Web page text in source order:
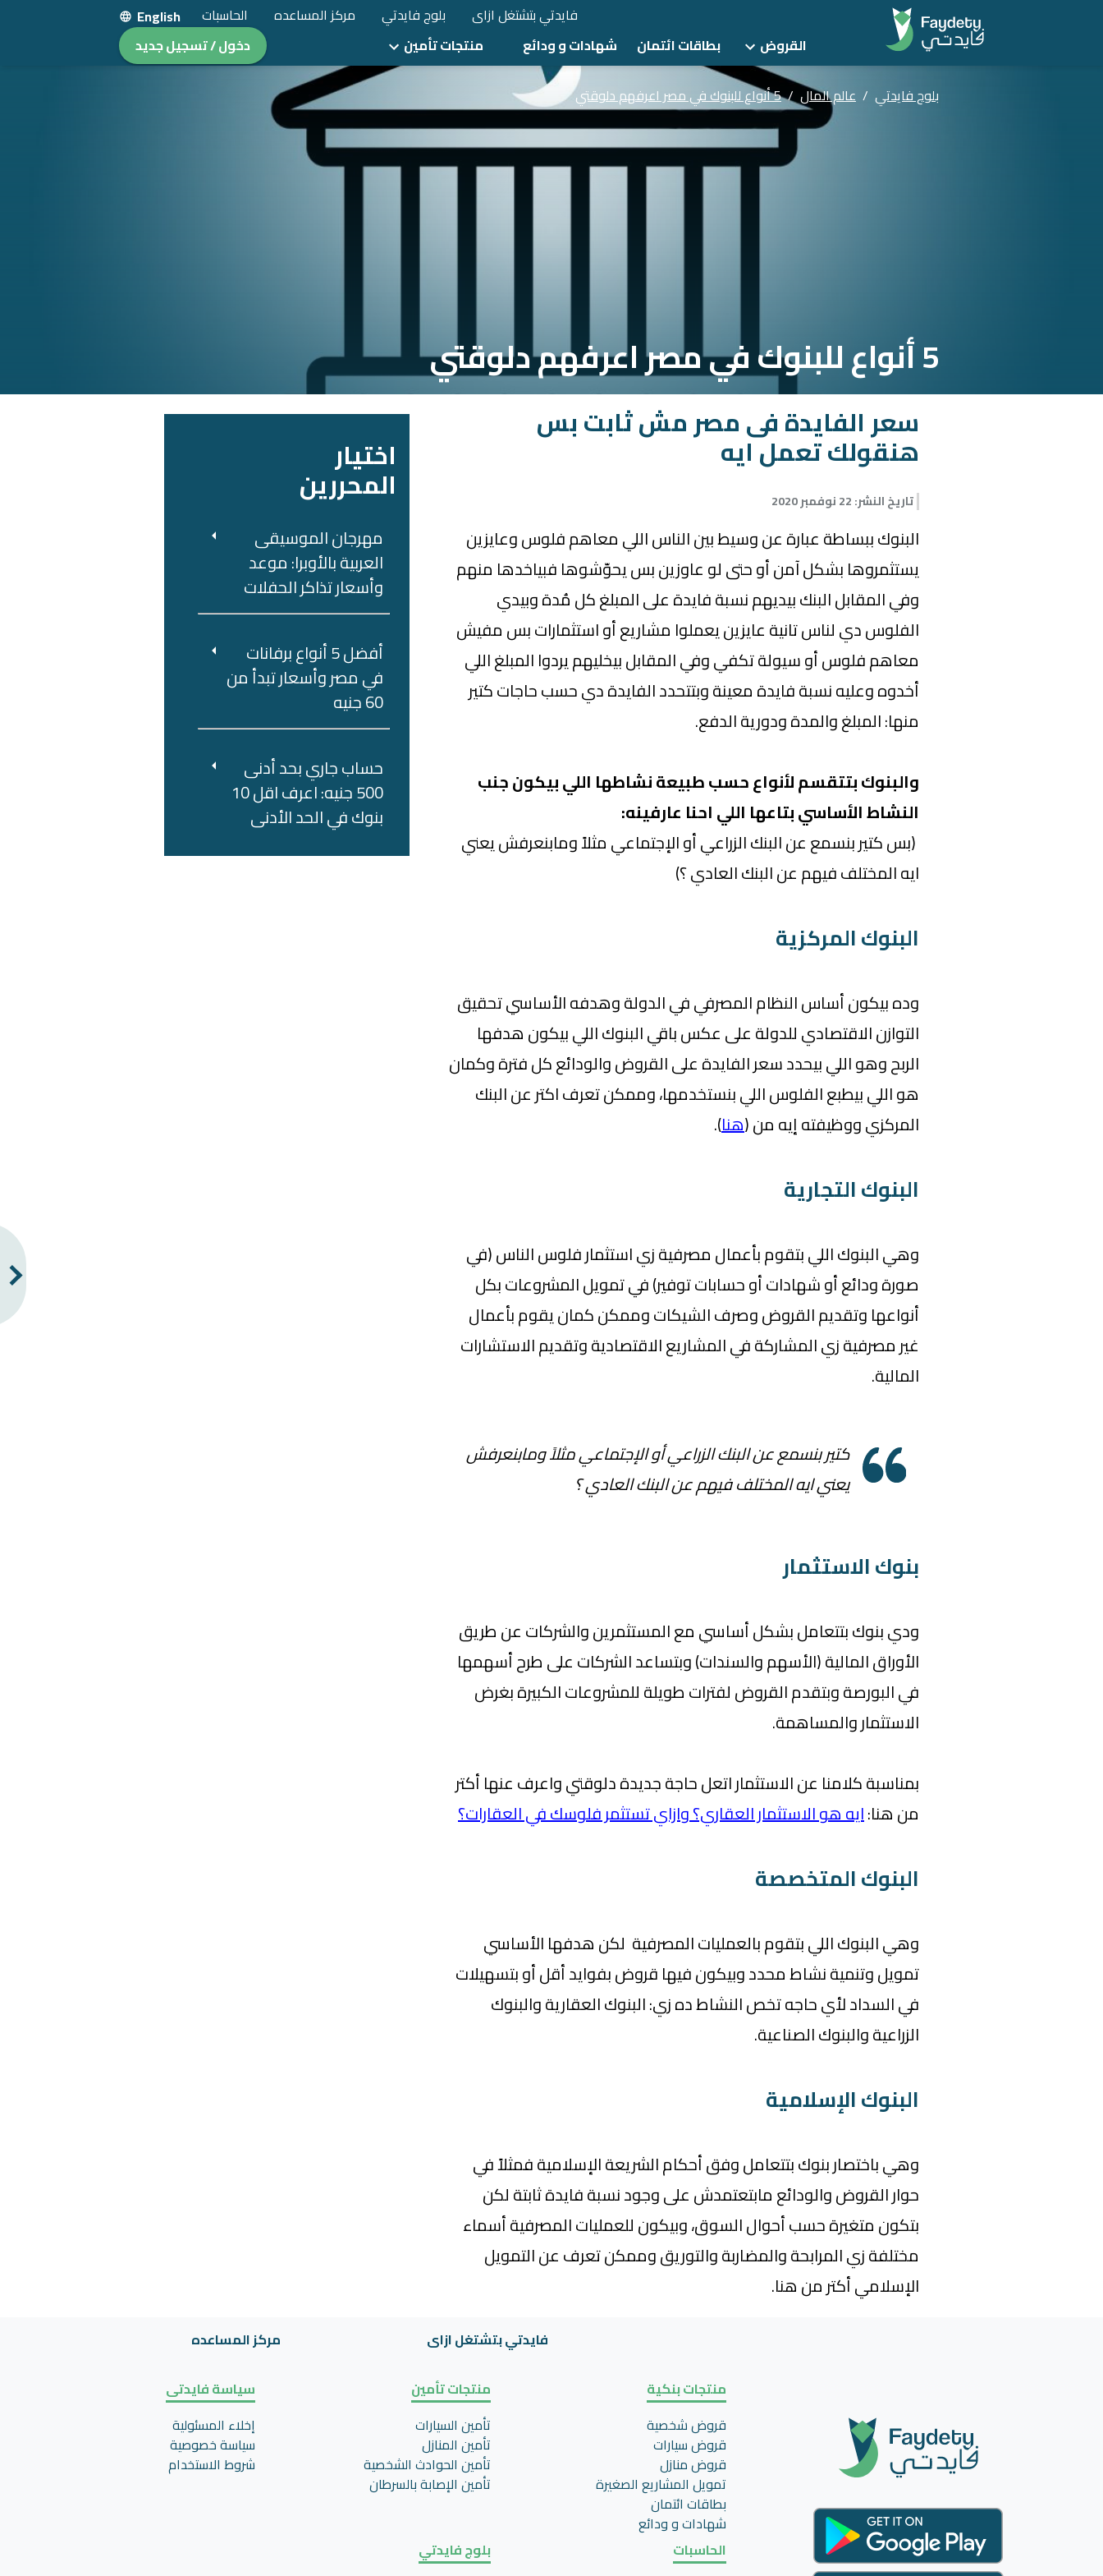
فايدتي بتشتغل ازاى بلوج فايدتي مركز المساعده الحاسبات
English
القروض
بطاقات ائتمان شهادات و ودائع منتجات تأمين دخول / تسجيل جديد
بلوج فايدتي / عالم المال / 5 أنواع للبنوك في مصر اعرفهم دلوقتي
5 أنواع للبنوك في مصر اعرفهم دلوقتي
سعر الفايدة فى مصر مش ثابت بس
هنقولك تعمل ايه
تاريخ النشر:22 نوفمبر 2020
البنوك ببساطة عبارة عن وسيط بين الناس اللي معاهم فلوس وعايزين
يستثمروها بشكل آمن أو حتى لو عاوزين بس يحوّشوها فبياخدها منهم
وفي المقابل البنك بيديهم نسبة فايدة على المبلغ كل مُدة وبيدي
الفلوس دي لناس تانية عايزين يعملوا مشاريع أو استثمارات بس مفيش
معاهم فلوس أو سيولة تكفي وفي المقابل بيخليهم يردوا المبلغ اللي
أخدوه وعليه نسبة فايدة معينة وبتتحدد الفايدة دي حسب حاجات كتير
منها: المبلغ والمدة ودورية الدفع.
والبنوك بتتقسم لأنواع حسب طبيعة نشاطها اللي بيكون جنب
النشاط الأساسي بتاعها اللي احنا عارفينه:
(بس كتير بنسمع عن البنك الزراعي أو الإجتماعي مثلاً ومابنعرفش يعني
ايه المختلف فيهم عن البنك العادي ؟)
البنوك المركزية
وده بيكون أساس النظام المصرفي في الدولة وهدفه الأساسي تحقيق
التوازن الاقتصادي للدولة على عكس باقي البنوك اللي بيكون هدفها
الربح وهو اللي بيحدد سعر الفايدة على القروض والودائع كل فترة وكمان
هو اللي بيطبع الفلوس اللي بنستخدمها، وممكن تعرف اكتر عن البنك
المركزي ووظيفته إيه من (هنا).
البنوك التجارية
وهي البنوك اللي بتقوم بأعمال مصرفية زي استثمار فلوس الناس (في
صورة ودائع أو شهادات أو حسابات توفير) في تمويل المشروعات بكل
أنواعها وتقديم القروض وصرف الشيكات وممكن كمان يقوم بأعمال
غير مصرفية زي المشاركة في المشاريع الاقتصادية وتقديم الاستشارات
المالية.
كتير بنسمع عن البنك الزراعي أو الإجتماعي مثلاً ومابنعرفش
يعني ايه المختلف فيهم عن البنك العادي ؟
بنوك الاستثمار
ودي بنوك بتتعامل بشكل أساسي مع المستثمرين والشركات عن طريق
الأوراق المالية (الأسهم والسندات) وبتساعد الشركات على طرح أسهمها
في البورصة وبتقدم القروض لفترات طويلة للمشروعات الكبيرة بغرض
الاستثمار والمساهمة.
بمناسبة كلامنا عن الاستثمار اتعل حاجة جديدة دلوقتي واعرف عنها أكتر
من هنا:ايه هو الاستثمار العقاري؟ وازاي تستثمر فلوسك في العقارات؟
البنوك المتخصصة
وهي البنوك اللي بتقوم بالعمليات المصرفية لكن هدفها الأساسي
تمويل وتنمية نشاط محدد وبيكون فيها قروض بفوايد أقل أو بتسهيلات
في السداد لأي حاجه تخص النشاط ده زي: البنوك العقارية والبنوك
الزراعية والبنوك الصناعية.
البنوك الإسلامية
وهي باختصار بنوك بتتعامل وفق أحكام الشريعة الإسلامية فمثلاً في
حوار القروض والودائع مابتعتمدش على وجود نسبة فايدة ثابتة لكن
بتكون متغيرة حسب أحوال السوق، وبيكون للعمليات المصرفية أسماء
مختلفة زي المرابحة والمضاربة والتوريق وممكن تعرف عن التمويل
الإسلامي أكتر من هنا.
اختيار
المحررين
مهرجان الموسيقى
العربية بالأوبرا: موعد
وأسعار تذاكر الحفلات
أفضل 5 أنواع برفانات
في مصر وأسعار تبدأ من
60 جنيه
حساب جاري بحد أدنى
500 جنيه: اعرف اقل 10
بنوك في الحد الأدنى
فايدتي بتشتغل ازاى
مركز المساعده
منتجات بنكية
قروض شخصية
قروض سيارات
قروض منازل
تمويل المشاريع الصغيرة
بطاقات ائتمان
شهادات و ودائع
منتجات تأمين
تأمين السيارات
تأمين المنازل
تأمين الحوادث الشخصية
تأمين اﻹصابة بالسرطان
سياسة فايدتى
إخلاء المسئولية
سياسة خصوصية
شروط الاستخدام
الحاسبات
بلوج فايدتي